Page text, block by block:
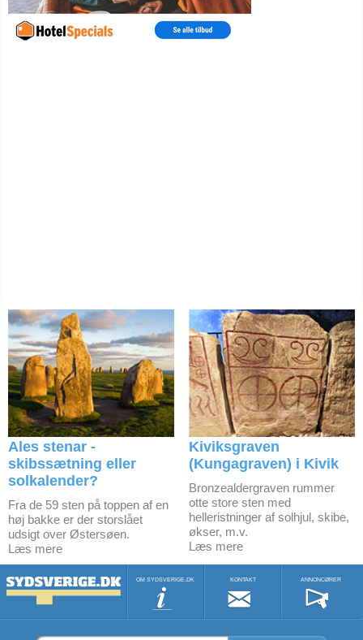
Ales stenar -
skibssætning eller
solkalender?
Fra de 59 sten på toppen af en
høj bakke er der storslået
udsigt over Østersøen.
Læs mere
Kiviksgraven
(Kungagraven) i Kivik
Bronzealdergraven rummer
otte store sten med
helleristninger af solhjul, skibe,
økser, m.v.
Læs mere
OM SYDSVERIGE.DK KONTAKT ANNONCØRER